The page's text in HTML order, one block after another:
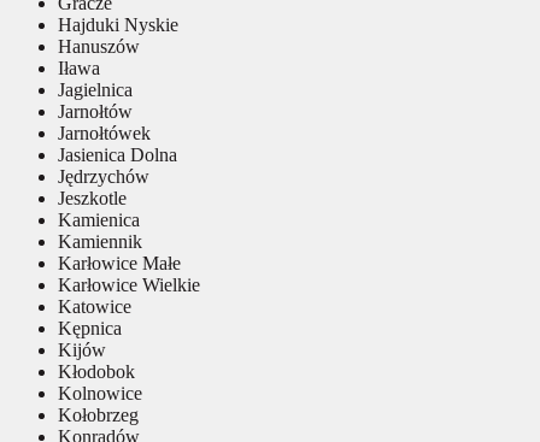
Hajduki Nyskie
Hanuszów
Iława
Jagielnica
Jarnołtów
Jarnołtówek
Jasienica Dolna
Jędrzychów
Jeszkotle
Kamienica
Kamiennik
Karłowice Małe
Karłowice Wielkie
Katowice
Kępnica
Kijów
Kłodobok
Kolnowice
Kołobrzeg
Konradów